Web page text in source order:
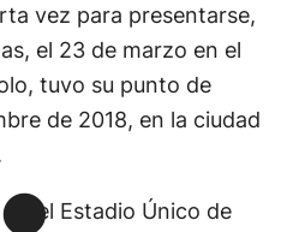
vez para presentarse,
el 23 de marzo en el
tuvo su punto de
de 2018, en la ciudad